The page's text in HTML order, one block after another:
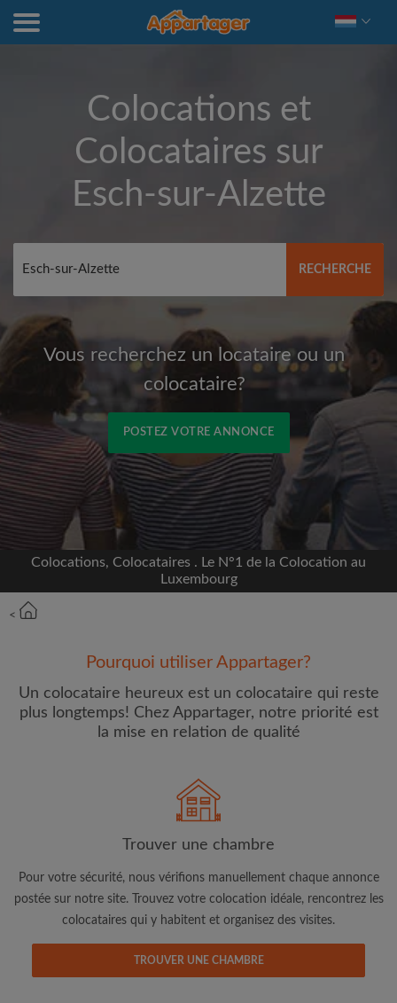
Colocations et
Colocataires sur
Esch-sur-Alzette
RECHERCHE
Vous recherchez un locataire ou un
colocataire?
POSTEZ VOTRE ANNONCE
Inscrivez-vous avec Facebook
Nous ne publierons jamais sur votre page sans
Prénom
Adresse email
Colocations, Colocataires . Le N°1 de la Colocation au
Luxembourg
<
Pourquoi utiliser Appartager?
Un colocataire heureux est un colocataire qui reste
plus longtemps! Chez Appartager, notre priorité est
la mise en relation de qualité
Trouver une chambre
Pour votre sécurité, nous vérifions manuellement chaque annonce
postée sur notre site. Trouvez votre colocation idéale, rencontrez les
colocataires qui y habitent et organisez des visites.
TROUVER UNE CHAMBRE